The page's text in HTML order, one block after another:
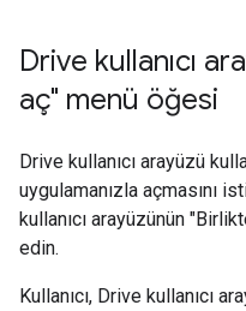
Drive kullanıcı
aç" menü öğesi
Drive kullanıcı arayüzü
uygulamanızla açmasını
kullanıcı arayüzünün
edin.
Kullanıcı, Drive kullanıcı